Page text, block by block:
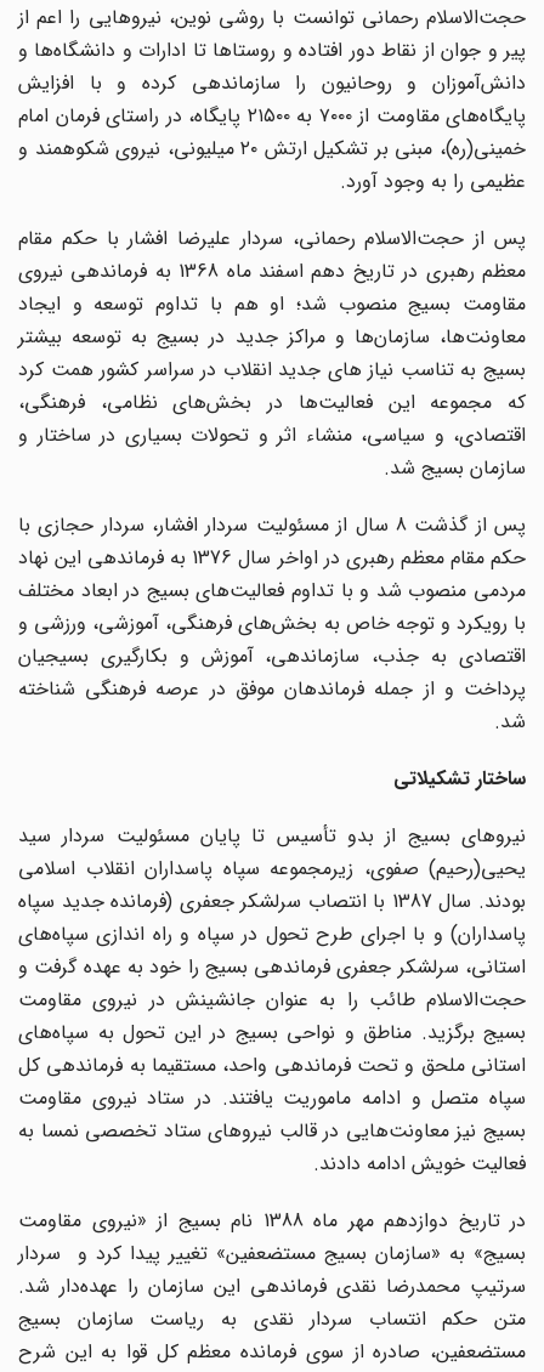
حجت‌الاسلام رحمانی توانست با روشی نوین، نیروهایی را اعم از
پیر و جوان از نقاط دور افتاده و روستاها تا ادارات و دانشگاه‌ها و
دانش‌آموزان و روحانیون را سازماندهی کرده و با افزایش
پایگاه‌های مقاومت از ۷۰۰۰ به ۲۱۵۰۰ پایگاه، در راستای فرمان امام
خمینی(ره)، مبنی بر تشکیل ارتش ۲۰ میلیونی، نیروی شکوهمند و
عظیمی را به وجود آورد.
پس از حجت‌الاسلام رحمانی، سردار علیرضا افشار با حکم مقام
معظم رهبری در تاریخ دهم اسفند ماه 1368 به فرماندهی نیروی
مقاومت بسیج منصوب شد؛ او هم با تداوم توسعه و ایجاد
معاونت‌ها، سازمان‌ها و مراکز جدید در بسیج به توسعه بیشتر
بسیج به تناسب نیاز های جدید انقلاب در سراسر کشور همت کرد
که مجموعه این فعالیت‌ها در بخش‌های نظامی، فرهنگی،
اقتصادی، و سیاسی، منشاء اثر و تحولات بسیاری در ساختار و
سازمان بسیج شد.
پس از گذشت 8 سال از مسئولیت سردار افشار، سردار حجازی با
حکم مقام معظم رهبری در اواخر سال 1376 به فرماندهی این نهاد
مردمی منصوب شد و با تداوم فعالیت‌های بسیج در ابعاد مختلف
با رویکرد و توجه خاص به بخش‌های فرهنگی، آموزشی، ورزشی و
اقتصادی به جذب، سازماندهی، آموزش و بکارگیری بسیجیان
پرداخت و از جمله فرماندهان موفق در عرصه فرهنگی شناخته
شد.
ساختار تشکیلاتی
نیروهای بسیج از بدو تأسیس تا پایان مسئولیت سردار سید
یحیی(رحیم) صفوی، زیرمجموعه سپاه پاسداران انقلاب اسلامی
بودند. سال 1387 با انتصاب سرلشکر جعفری (فرمانده جدید سپاه
پاسداران) و با اجرای طرح تحول در سپاه و راه اندازی سپاه‌های
استانی، سرلشکر جعفری فرماندهی بسیج را خود به عهده گرفت و
حجت‌الاسلام طائب را به عنوان جانشینش در نیروی مقاومت
بسیج برگزید. مناطق و نواحی بسیج در این تحول به سپاه‌های
استانی ملحق و تحت فرماندهی واحد، مستقیما به فرماندهی کل
سپاه متصل و ادامه ماموریت یافتند. در ستاد نیروی مقاومت
بسیج نیز معاونت‌هایی در قالب نیروهای ستاد تخصصی نمسا به
فعالیت خویش ادامه دادند.
در تاریخ دوازدهم مهر ماه 1388 نام بسیج از «نیروی مقاومت
بسیج» به «سازمان بسیج مستضعفین» تغییر پیدا کرد و سردار
سرتیپ محمدرضا نقدی فرماندهی این سازمان را عهده‌دار شد.
متن حکم انتساب سردار نقدی به ریاست سازمان بسیج
مستضعفین، صادره از سوی فرمانده معظم کل قوا به این شرح